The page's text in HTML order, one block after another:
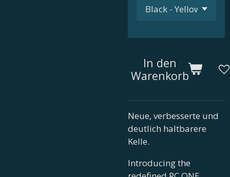
In den
Warenkorb
Neue, verbesserte und
deutlich haltbarere
Kelle.
Introducing the